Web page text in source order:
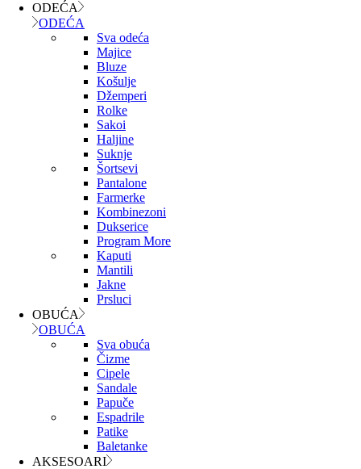
ODEĆA
ODEĆA
Sva odeća
Majice
Bluze
Košulje
Džemperi
Rolke
Sakoi
Haljine
Suknje
Šortsevi
Pantalone
Farmerke
Kombinezoni
Dukserice
Program More
Kaputi
Mantili
Jakne
Prsluci
OBUĆA
OBUĆA
Sva obuća
Čizme
Cipele
Sandale
Papuče
Espadrile
Patike
Baletanke
AKSESOARI